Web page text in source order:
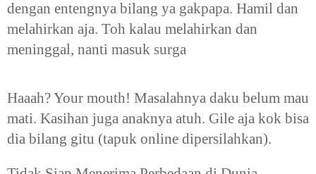
dengan entengnya bilang ya gakpapa. Hamil dan
melahirkan aja. Toh kalau melahirkan dan
meninggal, nanti masuk surga
Haaah? Your mouth! Masalahnya daku belum mau
mati. Kasihan juga anaknya atuh. Gile aja kok bisa
dia bilang gitu (tapuk online dipersilahkan).